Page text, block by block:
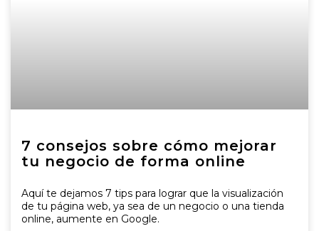
7 consejos sobre cómo mejorar
tu negocio de forma online
Aquí te dejamos 7 tips para lograr que la visualización
de tu página web, ya sea de un negocio o una tienda
online, aumente en Google.